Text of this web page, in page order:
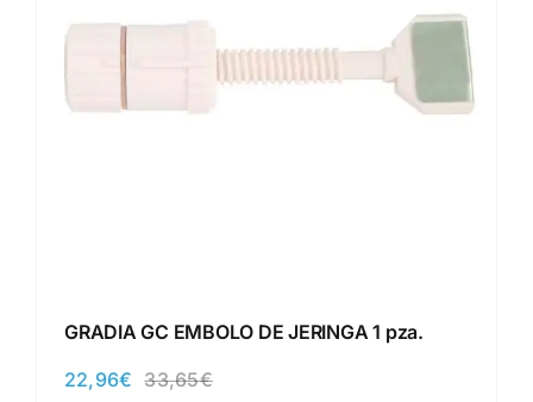
GRADIA GC EMBOLO DE JERINGA 1 pza.
33,65€El
22,96€
El